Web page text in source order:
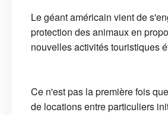
Le géant américain vient de
protection des animaux en
nouvelles activités touristiques
Ce n'est pas la première fois
de locations entre particuliers